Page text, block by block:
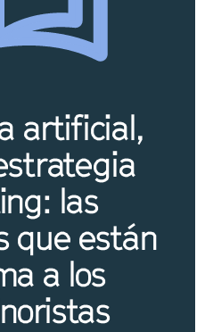
artificial,
las
que están
a los